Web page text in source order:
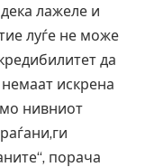
лажеле и
луѓе не може
да
искрена
нивниот
порача